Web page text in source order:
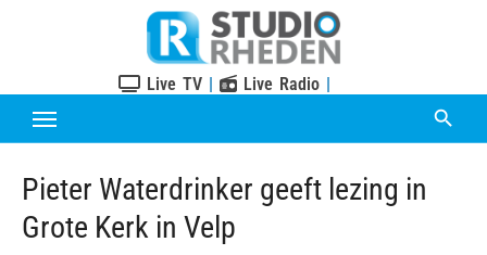
Live TV | Live Radio |
Pieter Waterdrinker geeft lezing in
Grote Kerk in Velp